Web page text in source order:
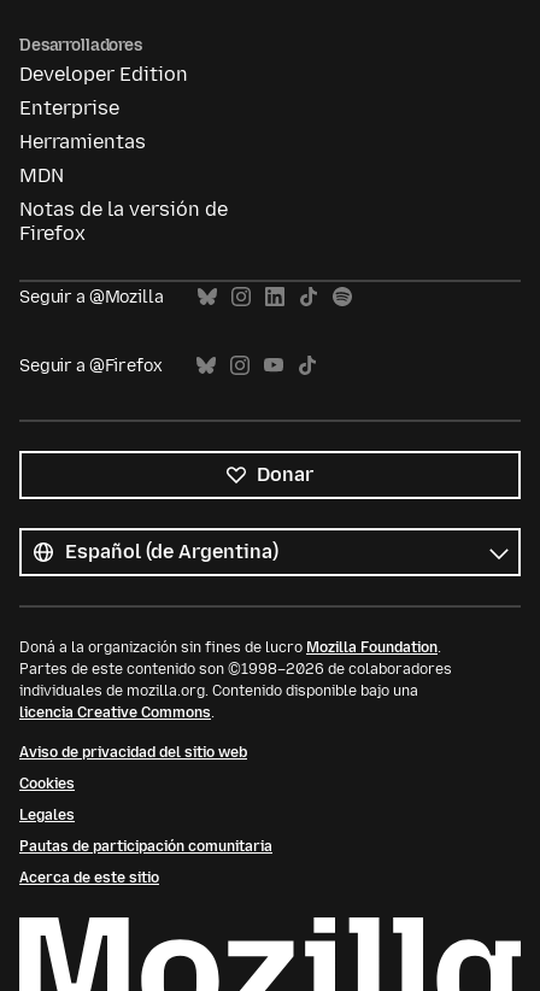
Desarrolladores
Developer Edition
Enterprise
Herramientas
MDN
Notas de la versión de
Firefox
Seguir a @Mozilla
Seguir a @Firefox
Donar
los
idiomas
Idioma
Doná a la organización sin fines de lucro Mozilla Foundation.
Partes de este contenido son ©1998–2026 de colaboradores
individuales de mozilla.org. Contenido disponible bajo una
licencia Creative Commons.
Aviso de privacidad del sitio web
Cookies
Legales
Pautas de participación comunitaria
Acerca de este sitio